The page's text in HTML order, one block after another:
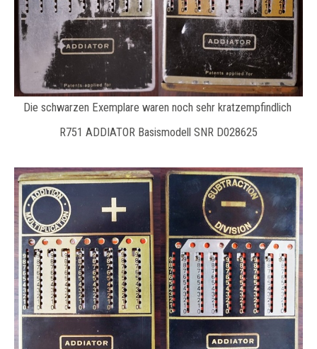
Die schwarzen Exemplare waren noch sehr kratzempfindlich
R751 ADDIATOR Basismodell SNR D028625